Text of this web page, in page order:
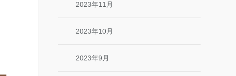
2023年11月
2023年10月
2023年9月